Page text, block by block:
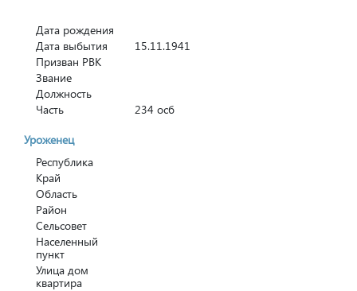
Дата рождения
Дата выбытия
15.11.1941
Призван РВК
Звание
Должность
Часть
234 осб
Уроженец
Республика
Край
Область
Район
Сельсовет
Населенный
пункт
Улица дом
квартира